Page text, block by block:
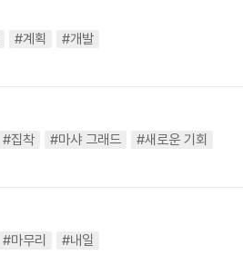
#계획 #개발
#집착 #마샤 그래드 #새로운 기회
#마무리
#내일